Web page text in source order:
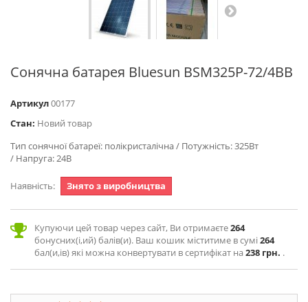
Сонячна батарея Bluesun BSM325Р-72/4BB
Артикул00177
Стан: Новий товар
Тип сонячної батареї: полікристалічна / Потужність: 325Вт
/ Напруга: 24В
Наявність: Знято з виробництва
Купуючи цей товар через сайт, Ви отримаєте264
бонусних(і,ий) балів(и). Ваш кошик міститиме в сумі264
бал(и,ів) які можна конвертувати в сертифікат на238 грн. .